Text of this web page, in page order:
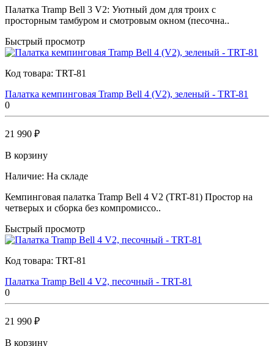
Палатка Tramp Bell 3 V2: Уютный дом для троих с
просторным тамбуром и смотровым окном (песочна..
Быстрый просмотр
Код товара: TRT-81
Палатка кемпинговая Tramp Bell 4 (V2), зеленый - TRT-81
0
21 990 ₽
В корзину
Наличие: На складе
Кемпинговая палатка Tramp Bell 4 V2 (TRT-81) Простор на
четверых и сборка без компромиссо..
Быстрый просмотр
Код товара: TRT-81
Палатка Tramp Bell 4 V2, песочный - TRT-81
0
21 990 ₽
В корзину